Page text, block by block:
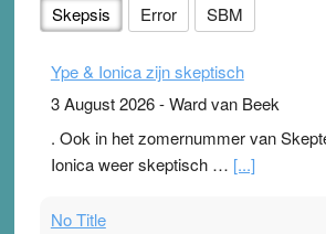
Skepsis Error SBM
Ype & Ionica zijn skeptisch
3 August 2026-Ward van Beek
. Ook in het zomernummer van
Ionica weer skeptisch … [...]
No Title